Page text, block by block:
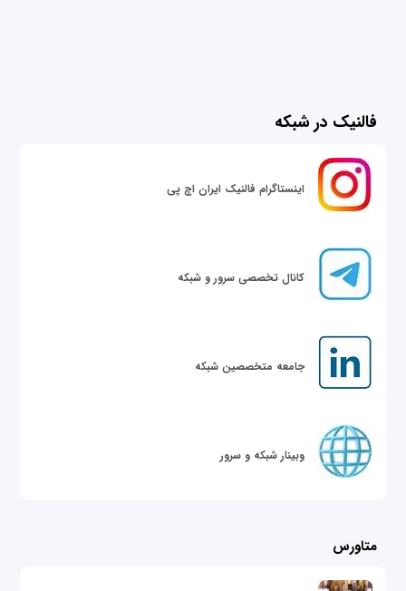
فالنیک در شبکه
اینستاگرام فالنیک ایران اچ پی
کانال تخصصی سرور و شبکه
جامعه متخصصین شبکه
وبینار شبکه و سرور
متاورس